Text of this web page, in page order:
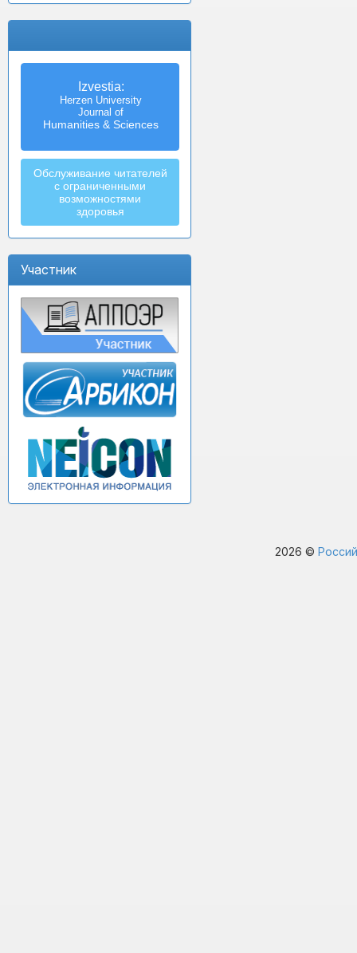
Izvestia:
Herzen University
Journal of
Humanities & Sciences
Обслуживание читателей
с ограниченными
возможностями
здоровья
Участник
2026 ©